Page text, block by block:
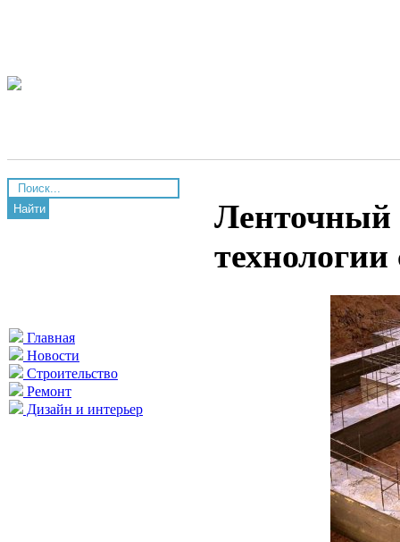
Найти
Главная
Новости
Строительство
Ремонт
Дизайн и интерьер
Ленточный
технологии